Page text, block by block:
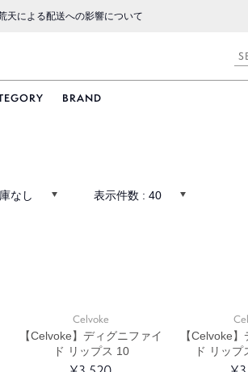
天による配送への影響について
BRAND
なし 表示件数 :40
Celvoke
【Celvoke】ディグニファイ
ド リップス 10
【Celvoke
ド リッ